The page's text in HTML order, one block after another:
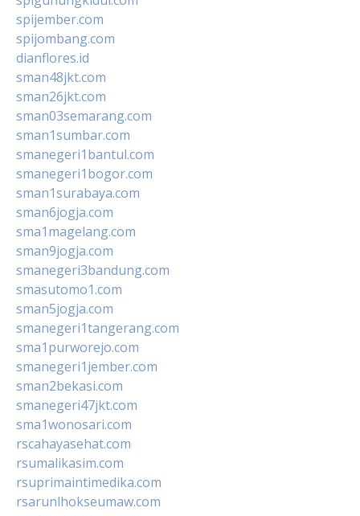
spijember.com
spijombang.com
dianflores.id
sman48jkt.com
sman26jkt.com
sman03semarang.com
sman1sumbar.com
smanegeri1bantul.com
smanegeri1bogor.com
sman1surabaya.com
sman6jogja.com
sma1magelang.com
sman9jogja.com
smanegeri3bandung.com
smasutomo1.com
sman5jogja.com
smanegeri1tangerang.com
sma1purworejo.com
smanegeri1jember.com
sman2bekasi.com
smanegeri47jkt.com
sma1wonosari.com
rscahayasehat.com
rsumalikasim.com
rsuprimaintimedika.com
rsarunlhokseumaw.com